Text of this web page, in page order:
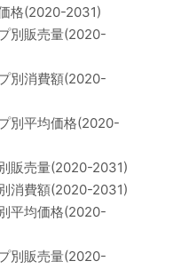
格(2020-2031)
別販売量(2020-
別消費額(2020-
別平均価格(2020-
販売量(2020-2031)
消費額(2020-2031)
平均価格(2020-
別販売量(2020-